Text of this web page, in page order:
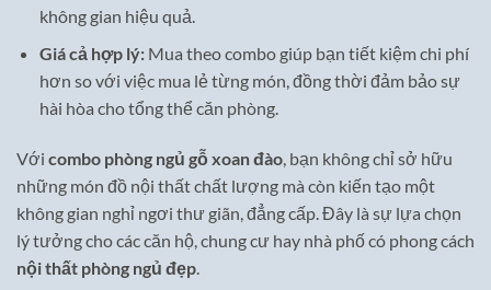
không gian hiệu quả.
Giá cả hợp lý:Mua theo combo giúp bạn tiết kiệm chi phí
hơn so với việc mua lẻ từng món, đồng thời đảm bảo sự
hài hòa cho tổng thể căn phòng.
Với combo phòng ngủ gỗ xoan đào, bạn không chỉ sở hữu
những món đồ nội thất chất lượng mà còn kiến tạo một
không gian nghỉ ngơi thư giãn, đẳng cấp. Đây là sự lựa chọn
lý tưởng cho các căn hộ, chung cư hay nhà phố có phong cách
nội thất phòng ngủ đẹp.